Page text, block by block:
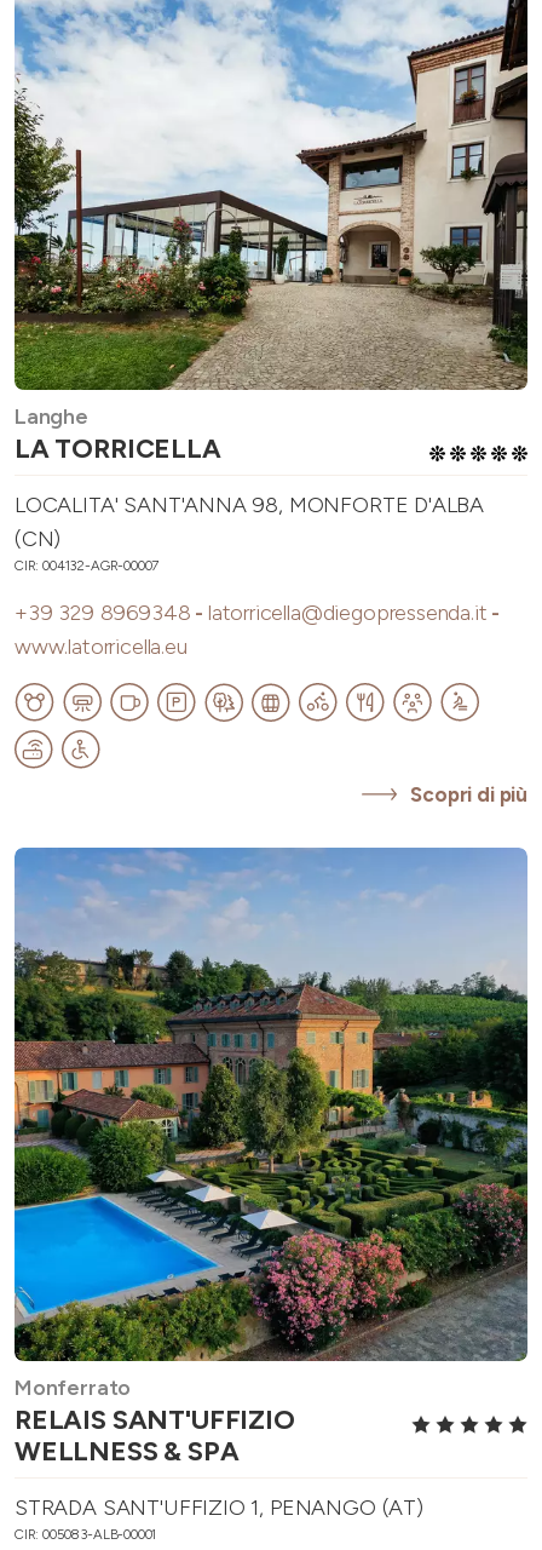
Langhe
LA TORRICELLA
LOCALITA' SANT'ANNA 98, MONFORTE D'ALBA
(CN)
CIR: 004132-AGR-00007
+39 329 8969348 - latorricella@diegopressenda.it -
www.latorricella.eu
Scopri di più
Monferrato
RELAIS SANT'UFFIZIO
WELLNESS & SPA
STRADA SANT'UFFIZIO 1, PENANGO (AT)
CIR: 005083-ALB-00001